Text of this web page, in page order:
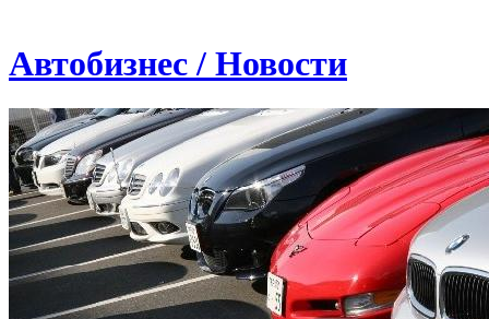
Автобизнес / Новости